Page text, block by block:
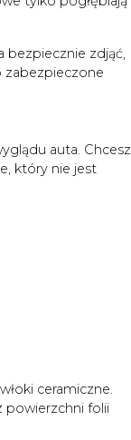
bezpiecznie zdjąć,
zabezpieczone
auta. Chcesz
który nie jest
ceramiczne.
powierzchni folii